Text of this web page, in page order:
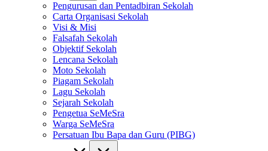
Pengurusan dan Pentadbiran Sekolah
Carta Organisasi Sekolah
Visi & Misi
Falsafah Sekolah
Objektif Sekolah
Lencana Sekolah
Moto Sekolah
Piagam Sekolah
Lagu Sekolah
Sejarah Sekolah
Pengetua SeMeSra
Warga SeMeSra
Persatuan Ibu Bapa dan Guru (PIBG)